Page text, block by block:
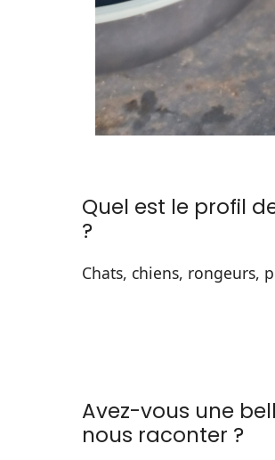
Quel est le profil
?
Chats, chiens, rongeurs,
Avez-vous une
nous raconter ?